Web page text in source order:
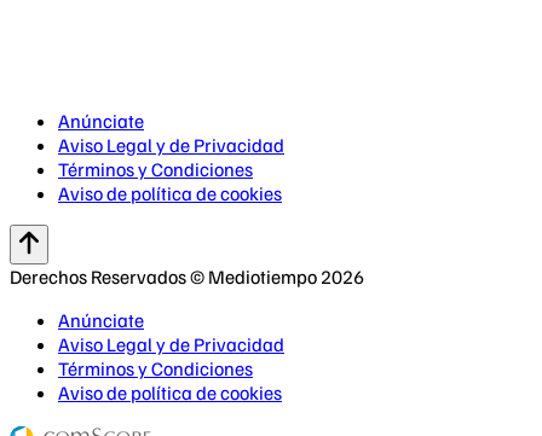
Anúnciate
Aviso Legal y de Privacidad
Términos y Condiciones
Aviso de política de cookies
Derechos Reservados © Mediotiempo 2026
Anúnciate
Aviso Legal y de Privacidad
Términos y Condiciones
Aviso de política de cookies